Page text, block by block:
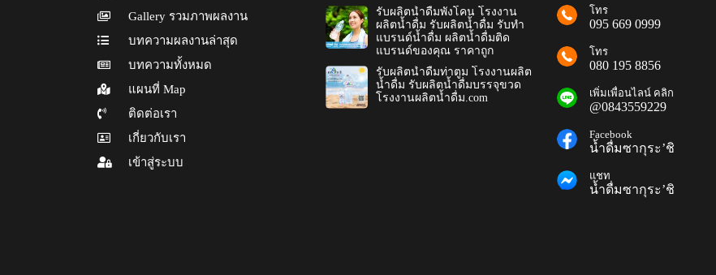
Gallery รวมภาพผลงาน
บทความผลงานล่าสุด
บทความทั้งหมด
แผนที่ Map
ติดต่อเรา
เกี่ยวกับเรา
เข้าสู่ระบบ
รับผลิตน้ำดื่มพังโคน โรงงาน
ผลิตน้ำดื่ม รับผลิตน้ำดื่ม รับทำ
แบรนด์น้ำดื่ม ผลิตน้ำดื่มติด
แบรนด์ของคุณ ราคาถูก
รับผลิตน้ำดื่มท่าตูม โรงงานผลิต
น้ำดื่ม รับผลิตน้ำดื่มบรรจุขวด
โรงงานผลิตน้ำดื่ม.com
โทร
095 669 0999
โทร
080 195 8856
เพิ่มเพื่อนไลน์ คลิก
@0843559229
Facebook
น้ำดื่มซากุระ’ชิ
แชท
น้ำดื่มซากุระ’ชิ